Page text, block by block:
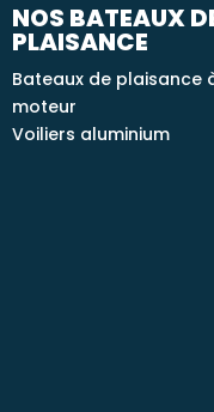
NOS BATEAUX
PLAISANCE
Bateaux de plaisance
moteur
Voiliers aluminium